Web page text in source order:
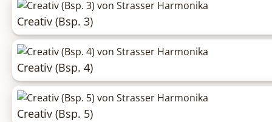
Creativ (Bsp. 3)
Creativ (Bsp. 4)
Creativ (Bsp. 5)